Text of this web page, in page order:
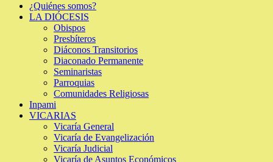
¿Quiénes somos?
LA DIÓCESIS
Obispos
Presbíteros
Diáconos Transitorios
Diaconado Permanente
Seminaristas
Parroquias
Comunidades Religiosas
Inpami
VICARIAS
Vicaría General
Vicaría de Evangelización
Vicaría Judicial
Vicaría de Asuntos Económicos